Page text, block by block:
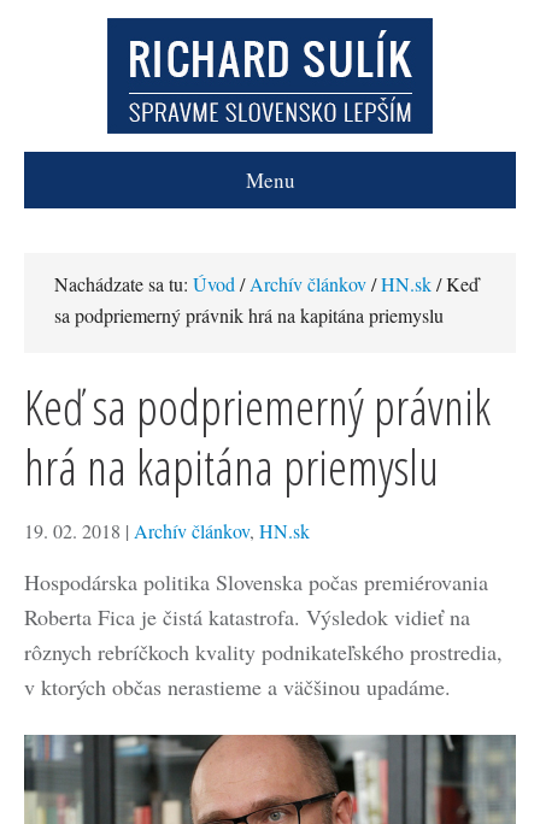
Menu
Nachádzate sa tu: Úvod /Archív článkov/HN.sk/ Keď
sa podpriemerný právnik hrá na kapitána priemyslu
Keď sa podpriemerný právnik
hrá na kapitána priemyslu
19. 02. 2018 | Archív článkov, HN.sk
Hospodárska politika Slovenska počas premiérovania
Roberta Fica je čistá katastrofa. Výsledok vidieť na
rôznych rebríčkoch kvality podnikateľského prostredia,
v ktorých občas nerastieme a väčšinou upadáme.